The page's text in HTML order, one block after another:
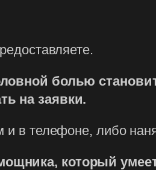
болью
на заявки.
и в телефоне, либо
который